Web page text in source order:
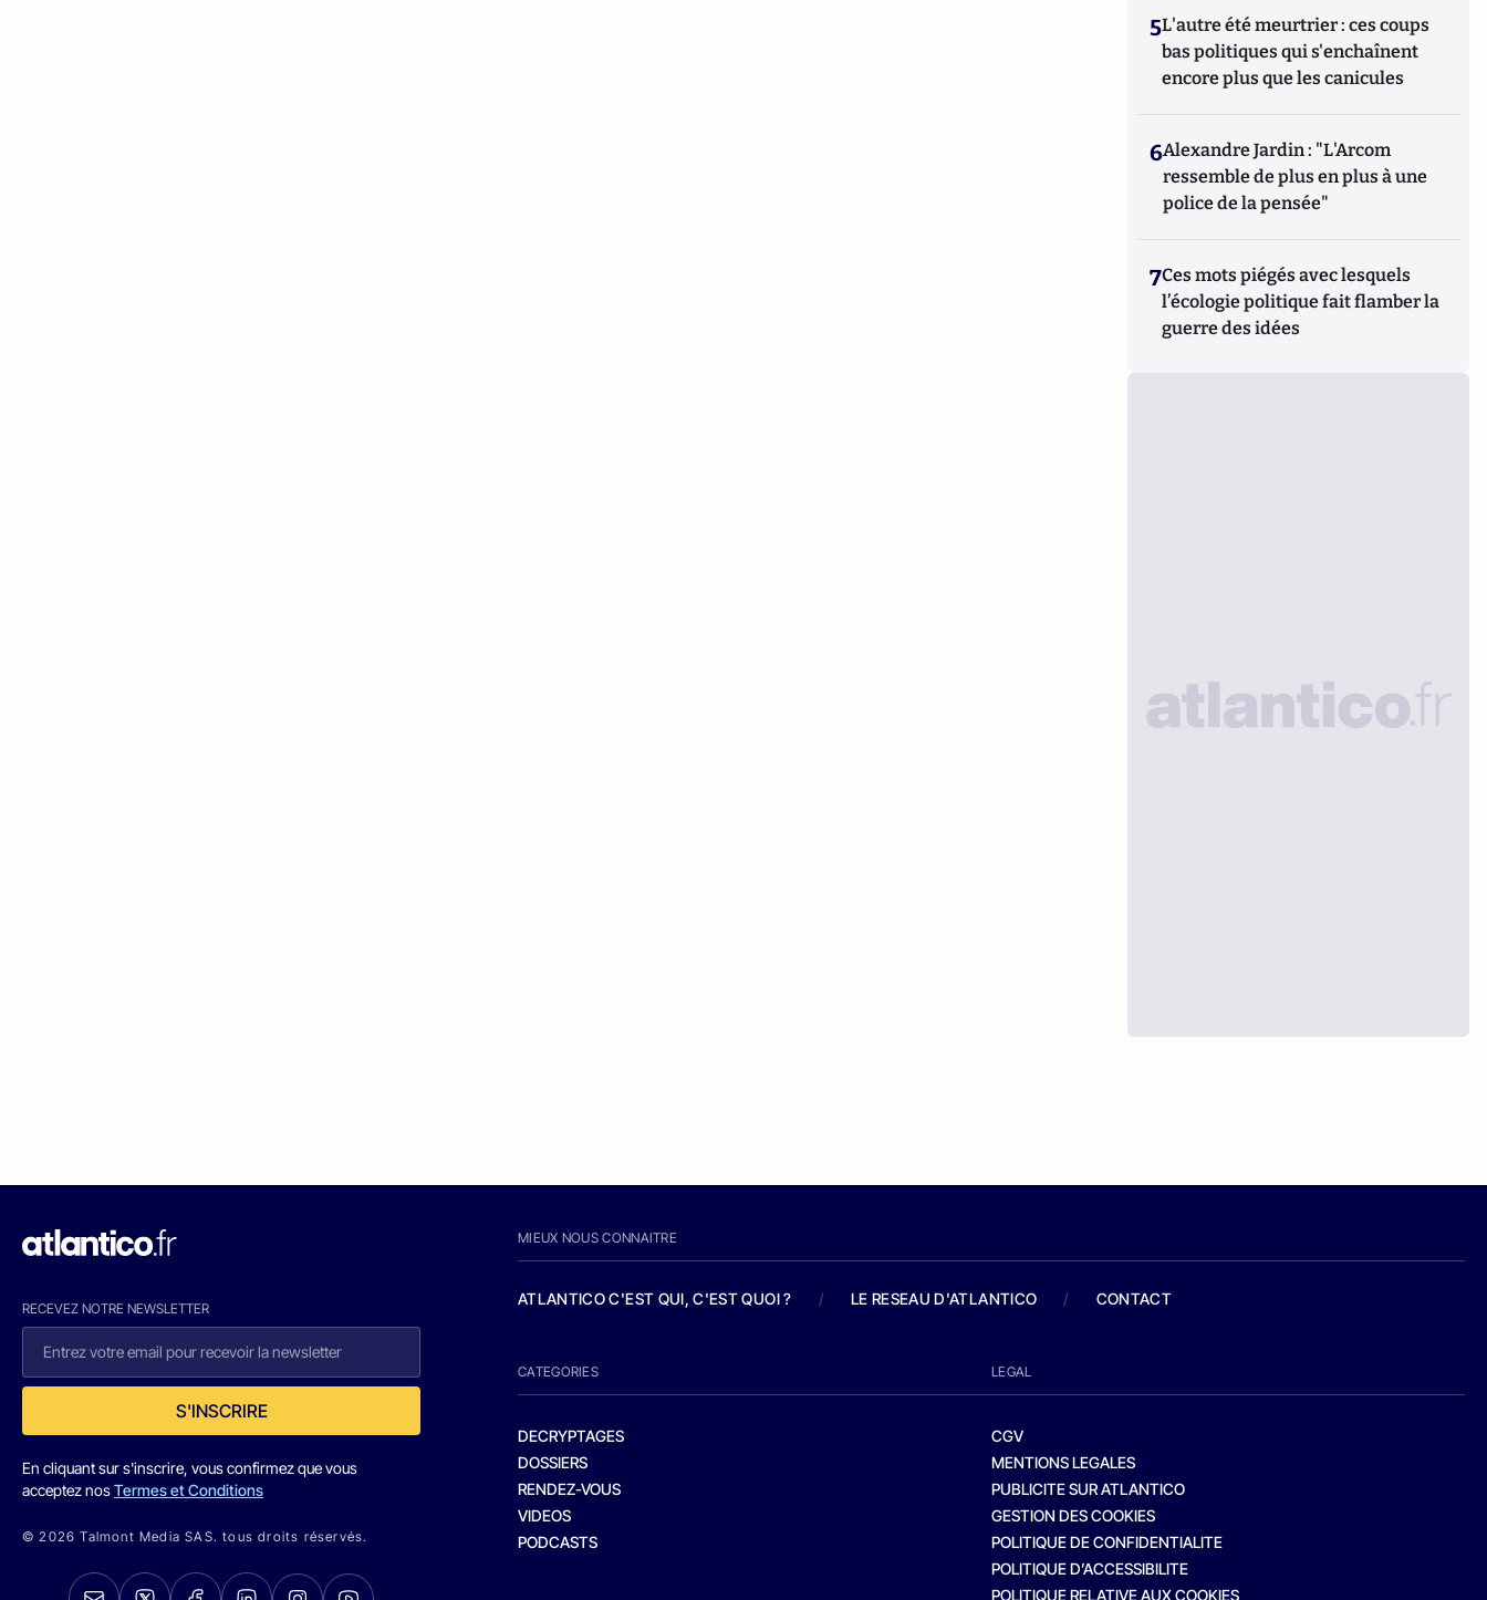
5L'autre été meurtrier : ces coups
bas politiques qui s'enchaînent
encore plus que les canicules
6Alexandre Jardin : "L'Arcom
ressemble de plus en plus à une
police de la pensée"
7Ces mots piégés avec lesquels
l’écologie politique fait flamber la
guerre des idées
RECEVEZ NOTRE NEWSLETTER
S'INSCRIRE
En cliquant sur s'inscrire, vous confirmez que vous
acceptez nosTermes et Conditions
© 2026 Talmont Media SAS. tous droits réservés.
MIEUX NOUS CONNAITRE
ATLANTICO C'EST QUI, C'EST QUOI ? / LE RESEAU D'ATLANTICO / CONTACT
CATEGORIES
DECRYPTAGES
DOSSIERS
RENDEZ-VOUS
VIDEOS
PODCASTS
LEGAL
CGV
MENTIONS LEGALES
PUBLICITE SUR ATLANTICO
GESTION DES COOKIES
POLITIQUE DE CONFIDENTIALITE
POLITIQUE D’ACCESSIBILITE
POLITIQUE RELATIVE AUX COOKIES